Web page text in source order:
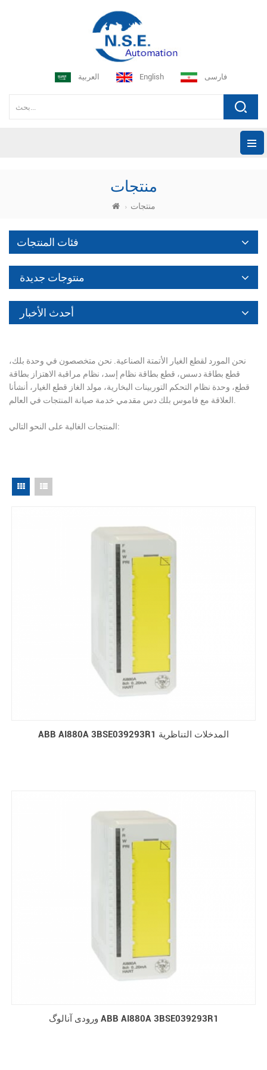
العربية English فارسی
منتجات
منتجات
فئات المنتجات
منتوجات جديدة
أحدث الأخبار
نحن المورد لقطع الغيار الأتمتة الصناعية. نحن متخصصون في وحدة بلك،
قطع بطاقة دسس، قطع بطاقة نظام إسد، نظام مراقبة الاهتزاز بطاقة
قطع، وحدة نظام التحكم التوربينات البخارية، مولد الغاز قطع الغيار، أنشأنا
المنتجات الغالبة على النحو التالي:
ABB AI880A 3BSE039293R1 المدخلات التناظرية
ورودی آنالوگ ABB AI880A 3BSE039293R1